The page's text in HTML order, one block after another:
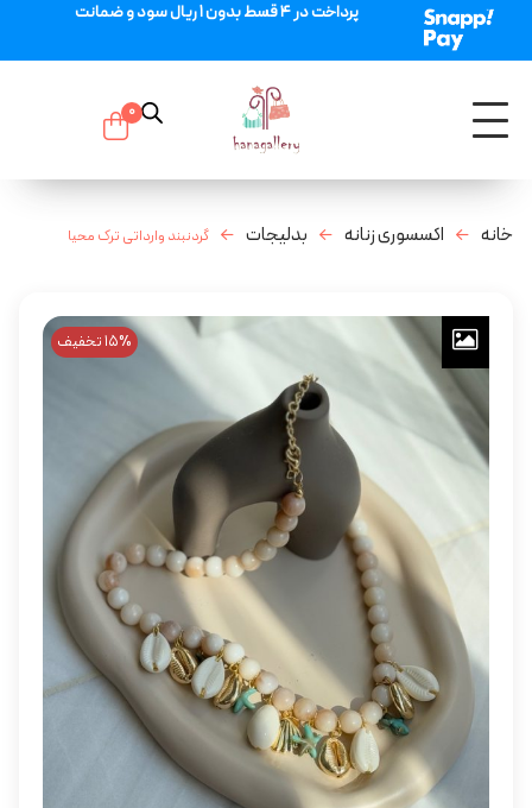
پرداخت در 4 قسط بدون 1 ریال سود و ضمانت
0
خانه اکسسوری زنانه بدلیجات گردنبند وارداتی ترک محیا
15% تخفیف